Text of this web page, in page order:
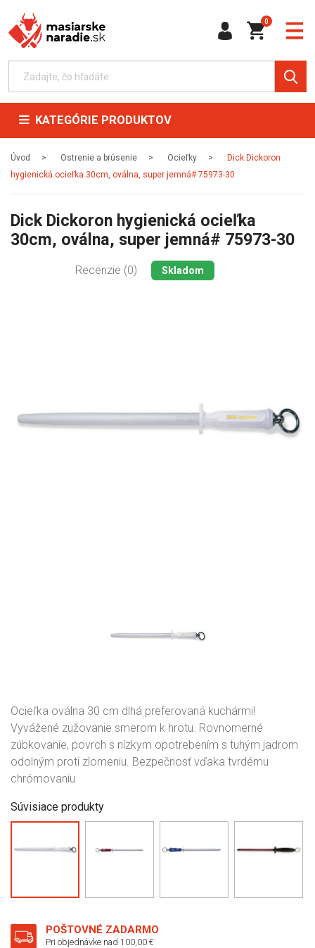
0
KATEGÓRIE PRODUKTOV
Úvod Ostrenie a brúsenie Ocieľky
Dick Dickoron
hygienická ocieľka 30cm, oválna, super jemná# 75973-30
Dick Dickoron hygienická ocieľka
30cm, oválna, super jemná# 75973-30
Recenzie (0) Skladom
Ocieľka oválna 30 cm dlhá preferovaná kuchármi!
Vyvážené zužovanie smerom k hrotu. Rovnomerné
zúbkovanie, povrch s nízkym opotrebením s tuhým jadrom
odolným proti zlomeniu. Bezpečnosť vďaka tvrdému
chrómovaniu
Súvisiace produkty
POŠTOVNÉ ZADARMO
Pri objednávke nad 100,00 €